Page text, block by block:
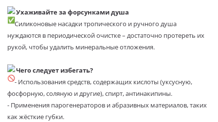
Ухаживайте за форсунками душа
Силиконовые насадки тропического и ручного душа
нуждаются в периодической очистке – достаточно протереть их
рукой, чтобы удалить минеральные отложения.
Чего следует избегать?
- Использования средств, содержащих кислоты (уксусную,
фосфорную, соляную и другие), спирт, антинакипины.
- Применения парогенераторов и абразивных материалов, таких
как жёсткие губки.